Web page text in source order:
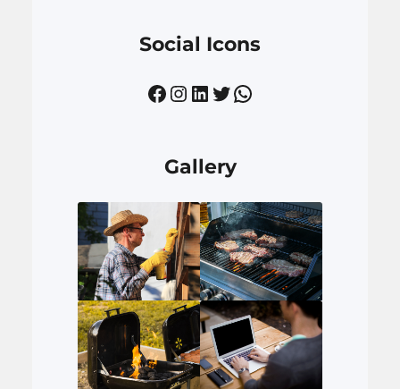
Social Icons
Facebook Instagram LinkedIn Twitter WhatsApp
Gallery